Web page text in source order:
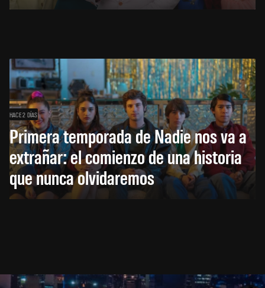
HACE 2 DÍAS
Primera temporada de Nadie nos va a
extrañar: el comienzo de una historia
que nunca olvidaremos